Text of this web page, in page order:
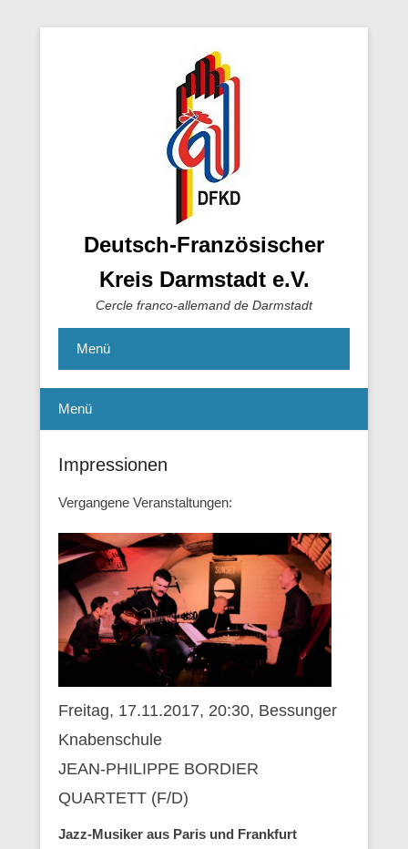
Deutsch-Französischer
Kreis Darmstadt e.V.
Cercle franco-allemand de Darmstadt
Menü
Menü
Impressionen
Vergangene Veranstaltungen:
Freitag, 17.11.2017, 20:30, Bessunger
Knabenschule
JEAN-PHILIPPE BORDIER
QUARTETT (F/D)
Jazz-Musiker aus Paris und Frankfurt